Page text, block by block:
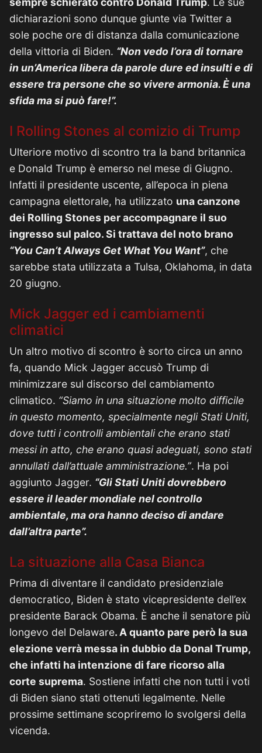
dichiarazioni sono dunque giunte via Twitter a
sole poche ore di distanza dalla comunicazione
della vittoria di Biden. “Non vedo l’ora di tornare
in un’America libera da parole dure ed insulti e di
essere tra persone che so vivere armonia. È una
sfida ma si può fare!”.
I Rolling Stones al comizio di Trump
Ulteriore motivo di scontro tra la band britannica
e Donald Trump è emerso nel mese di Giugno.
Infatti il presidente uscente, all’epoca in piena
campagna elettorale, ha utilizzato una canzone
dei Rolling Stones per accompagnare il suo
ingresso sul palco. Si trattava del noto brano
“You Can’t Always Get What You Want”, che
sarebbe stata utilizzata a Tulsa, Oklahoma, in data
20 giugno.
Mick Jagger ed i cambiamenti
climatici
Un altro motivo di scontro è sorto circa un anno
fa, quando Mick Jagger accusò Trump di
minimizzare sul discorso del cambiamento
climatico. “Siamo in una situazione molto difficile
in questo momento, specialmente negli Stati Uniti,
dove tutti i controlli ambientali che erano stati
messi in atto, che erano quasi adeguati, sono stati
annullati dall’attuale amministrazione.”. Ha poi
aggiunto Jagger. “Gli Stati Uniti dovrebbero
essere il leader mondiale nel controllo
ambientale, ma ora hanno deciso di andare
dall’altra parte”.
La situazione alla Casa Bianca
Prima di diventare il candidato presidenziale
democratico, Biden è stato vicepresidente dell’ex
presidente Barack Obama. È anche il senatore più
longevo del Delaware. A quanto pare però la sua
elezione verrà messa in dubbio da Donal Trump,
che infatti ha intenzione di fare ricorso alla
corte suprema. Sostiene infatti che non tutti i voti
di Biden siano stati ottenuti legalmente. Nelle
prossime settimane scopriremo lo svolgersi della
vicenda.